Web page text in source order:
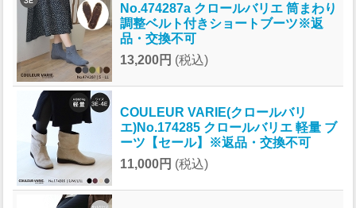
No.474287a クロールバリエ 筒まわり
調整ベルト付きショートブーツ※返
品・交換不可
13,200円 (税込)
COULEUR VARIE(クロールバリ
エ)No.174285 クロールバリエ 軽量 ブ
ーツ【セール】※返品・交換不可
11,000円 (税込)